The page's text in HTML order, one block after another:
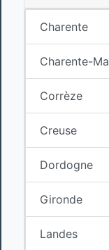
Charente
Charente-
Corrèze
Creuse
Dordogne
Gironde
Landes